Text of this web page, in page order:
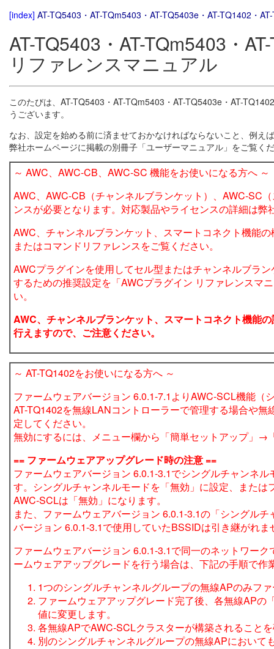
[index] AT-TQ5403・AT-TQm5403・AT-TQ5403e・AT-TQ1402・
AT-TQ5403・AT-TQm5403・
リファレンスマニュアル
このたびは、AT-TQ5403・AT-TQm5403・AT-TQ5403e・AT-
うございます。
なお、設定を始める前に済ませておかなければならないこと、例
弊社ホームページに掲載の別冊子「ユーザーマニュアル」をご覧く
～ AWC、AWC-CB、AWC-SC 機能をお使いになる方へ ～
AWC、AWC-CB（チャンネルブランケット）、AWC-SC
ンスが必要となります。対応製品やライセンスの詳細は
AWC、チャンネルブランケット、スマートコネクト機能
またはコマンドリファレンスをご覧ください。
AWCプラグインを使用してセル型またはチャンネルブラ
するための推奨設定を「AWCプラグイン リファレンスマ
い。
AWC、チャンネルブランケット、スマートコネクト機能
行えますので、ご注意ください。
～ AT-TQ1402をお使いになる方へ ～
ファームウェアバージョン 6.0.1-7.1よりAWC-SCL機能
AT-TQ1402を無線LANコントローラーで管理する場合や
定してください。
無効にするには、メニュー欄から「簡単セットアップ」→
== ファームウェアアップグレード時の注意 ==
ファームウェアバージョン 6.0.1-3.1でシングルチャンネ
す。シングルチャンネルモードを「無効」に設定、また
AWC-SCLは「無効」になります。
また、ファームウェアバージョン 6.0.1-3.1の「シングル
バージョン 6.0.1-3.1で使用していたBSSIDは引き継がれま
ファームウェアバージョン 6.0.1-3.1で同一のネットワー
ームウェアアップグレードを行う場合は、下記の手順で作
1つのシングルチャンネルグループの無線APのみフ
ファームウェアアップグレード完了後、各無線AP
値に変更します。
各無線APでAWC-SCLクラスターが構築されること
別のシングルチャンネルグループの無線APにおいて